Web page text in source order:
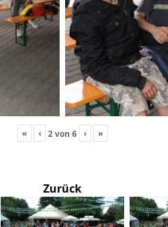
« ‹ 2von 6 › »
Zurück